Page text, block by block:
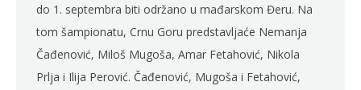
do 1. septembra biti održano u mađarskom Đeru. Na
tom šampionatu, Crnu Goru predstavljaće Nemanja
Čađenović, Miloš Mugoša, Amar Fetahović, Nikola
Prlja i Ilija Perović. Čađenović, Mugoša i Fetahović,